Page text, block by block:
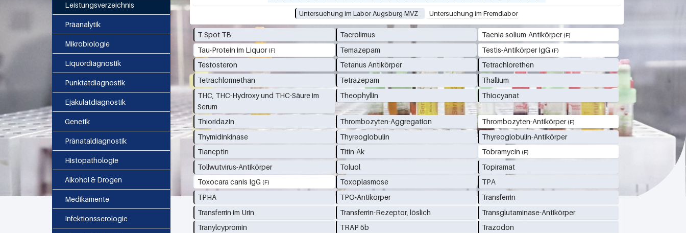
Untersuchung im Labor Augsburg MVZ Untersuchung im Fremdlabor
T-Spot TB Tacrolimus
Taenia solium-Antikörper
Tau-Protein im Liquor
Temazepam
Testis-Antikörper IgG
Testosteron
Tetanus Antikörper
Tetrachlorethen
Tetrachlormethan
Tetrazepam
Thallium
THC, THC-Hydroxy und THC-Säure im
Serum
Theophyllin Thiocyanat
Thioridazin Thrombozyten-Aggregation
Thrombozyten-Antikörper
Thymidinkinase
Thyreoglobulin
Thyreoglobulin-Antikörper
Tianeptin
Titin-Ak
Tobramycin
Tollwutvirus-Antikörper
Toluol
Topiramat
Toxocara canis IgG
Toxoplasmose
TPA
TPHA
TPO-Antikörper
Transferrin
Transferrin im Urin
Transferrin-Rezeptor, löslich
Transglutaminase-Antikörper
Tranylcypromin
TRAP 5b
Trazodon
Leistungsverzeichnis
Präanalytik
Mikrobiologie
Liquordiagnostik
Punktatdiagnostik
Ejakulatdiagnostik
Genetik
Pränataldiagnostik
Histopathologie
Alkohol & Drogen
Medikamente
Infektionsserologie